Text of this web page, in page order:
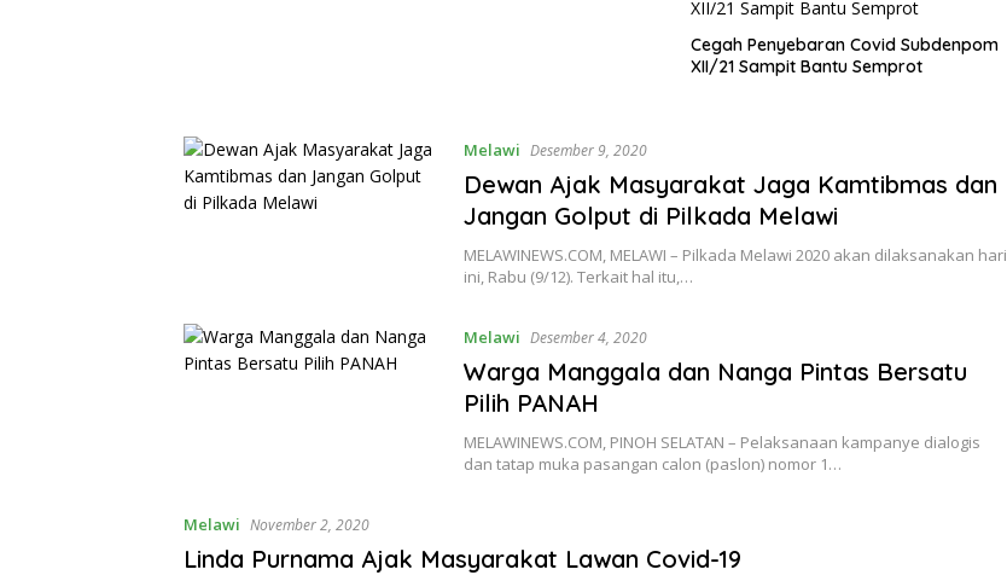
Cegah Penyebaran Covid Subdenpom
XII/21 Sampit Bantu Semprot
Melawi Desember 9, 2020
Dewan Ajak Masyarakat Jaga Kamtibmas dan
Jangan Golput di Pilkada Melawi
MELAWINEWS.COM, MELAWI – Pilkada Melawi 2020 akan dilaksanakan hari
ini, Rabu (9/12). Terkait hal itu,…
Melawi Desember 4, 2020
Warga Manggala dan Nanga Pintas Bersatu
Pilih PANAH
MELAWINEWS.COM, PINOH SELATAN – Pelaksanaan kampanye dialogis
dan tatap muka pasangan calon (paslon) nomor 1…
Melawi November 2, 2020
Linda Purnama Ajak Masyarakat Lawan Covid-19